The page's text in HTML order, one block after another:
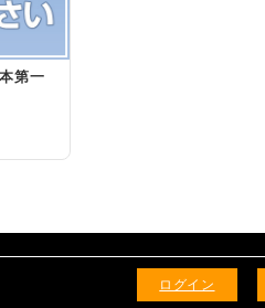
第一
ログイン